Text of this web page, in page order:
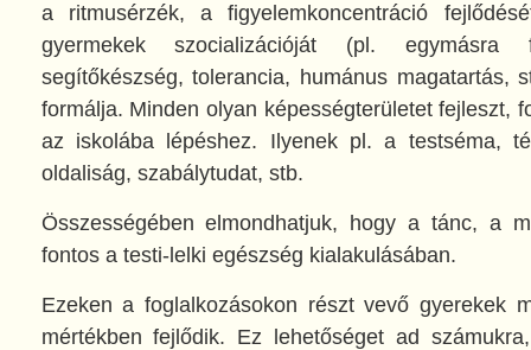
a ritmusérzék, a figyelemkoncentráció
gyermekek szocializációját (pl. egymásra
segítőkészség, tolerancia, humánus magatartás,
formálja. Minden olyan képességterületet fejleszt,
az iskolába lépéshez. Ilyenek pl. a testséma,
oldaliság, szabálytudat, stb.
Összességében elmondhatjuk, hogy a tánc, a
fontos a testi-lelki egészség kialakulásában.
Ezeken a foglalkozásokon részt vevő gyerekek
mértékben fejlődik. Ez lehetőséget ad